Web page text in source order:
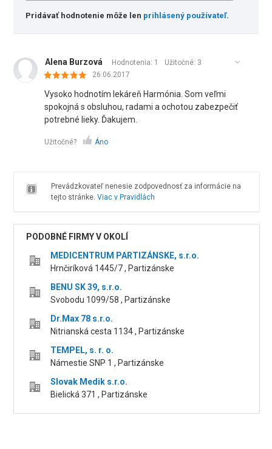
Pridávať hodnotenie môže len prihlásený používateľ.
Alena Burzová Hodnotenia: 1 Užitočné: 3
26.06.2017
Vysoko hodnotím lekáreň Harmónia. Som veľmi
spokojná s obsluhou, radami a ochotou zabezpečiť
potrebné lieky. Ďakujem.
Užitočné? Áno
Prevádzkovateľ nenesie zodpovednosť za informácie na
tejto stránke. Viac v Pravidlách
PODOBNÉ FIRMY V OKOLÍ
MEDICENTRUM PARTIZÁNSKE, s.r.o.
Hrnčiríková 1445/7 , Partizánske
BENU SK 39, s.r.o.
Svobodu 1099/58 , Partizánske
Dr.Max 78 s.r.o.
Nitrianská cesta 1134 , Partizánske
TEMPEL, s. r. o.
Námestie SNP 1 , Partizánske
Slovak Medik s.r.o.
Bielická 371 , Partizánske